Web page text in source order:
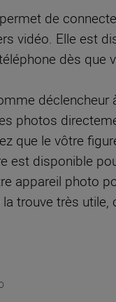
de
vidéo. Elle est
dès que
photos
que le vôtre
est disponible
photo
trouve très